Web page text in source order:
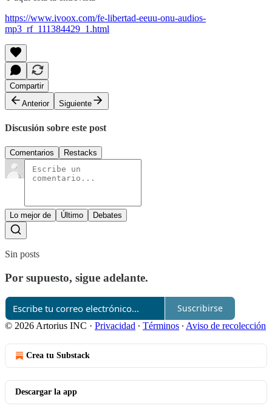
https://www.ivoox.com/fe-libertad-eeuu-onu-audios-
mp3_rf_111384429_1.html
Compartir
Anterior
Siguiente
Discusión sobre este post
Comentarios Restacks
Lo mejor de Último Debates
Sin posts
Por supuesto, sigue adelante.
Suscribirse
© 2026 Artorius INC · Privacidad ∙ Términos ∙ Aviso de recolección
Crea tu Substack
Descargar la app